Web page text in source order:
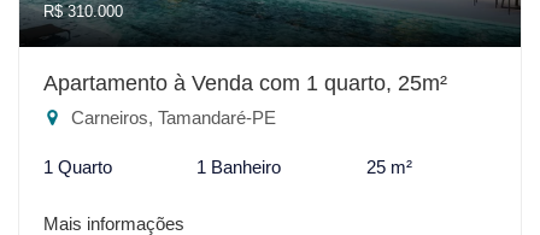
R$ 310.000
Apartamento à Venda com 1 quarto, 25m²
Carneiros, Tamandaré-PE
1 Quarto 1 Banheiro 25 m²
Mais informações